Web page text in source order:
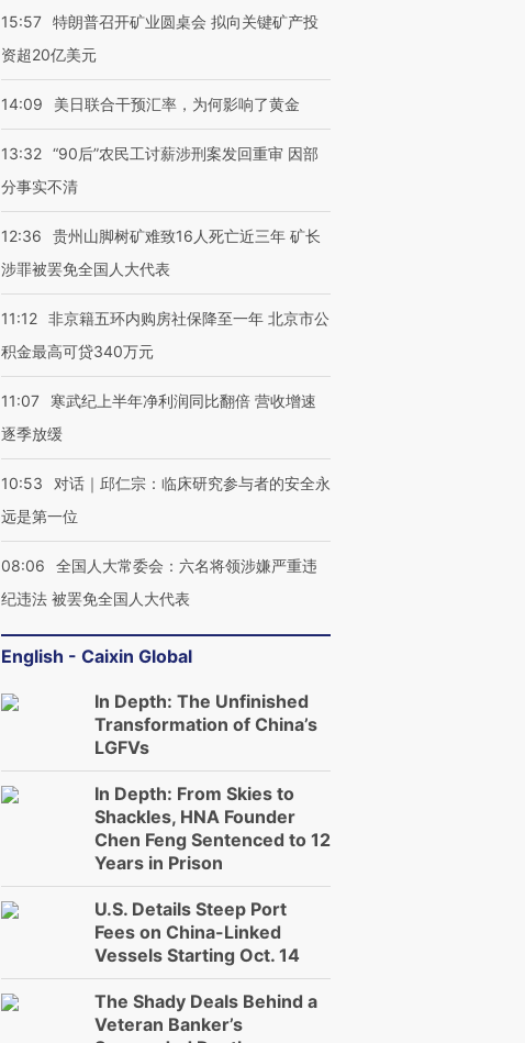
15:57 特朗普召开矿业圆桌会 拟向关键矿产投
资超20亿美元
14:09 美日联合干预汇率，为何影响了黄金
13:32 “90后”农民工讨薪涉刑案发回重审 因部
分事实不清
12:36
贵州山脚树矿难致16人死亡近三年 矿长
涉罪被罢免全国人大代表
11:12 非京籍五环内购房社保降至一年 北京市公
积金最高可贷340万元
11:07
寒武纪上半年净利润同比翻倍 营收增速
逐季放缓
10:53
对话｜邱仁宗：临床研究参与者的安全永
远是第一位
08:06
全国人大常委会：六名将领涉嫌严重违
纪违法 被罢免全国人大代表
English - Caixin Global
In Depth: The Unfinished
Transformation of China’s
LGFVs
In Depth: From Skies to
Shackles, HNA Founder
Chen Feng Sentenced to 12
Years in Prison
U.S. Details Steep Port
Fees on China-Linked
Vessels Starting Oct. 14
The Shady Deals Behind a
Veteran Banker’s